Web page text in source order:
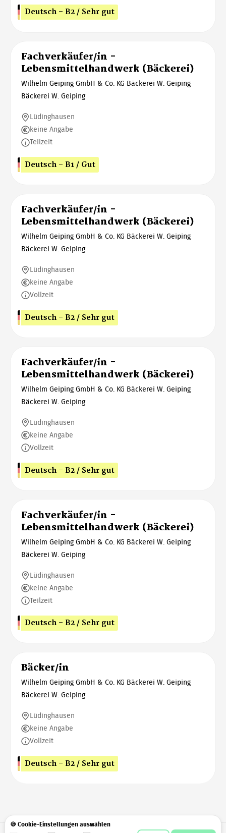
Deutsch - B2 / Sehr gut
Fachverkäufer/in -
Lebensmittelhandwerk (Bäckerei)
Wilhelm Geiping GmbH & Co. KG Bäckerei W. Geiping
Bäckerei W. Geiping
Lüdinghausen
keine Angabe
Teilzeit
Deutsch - B1 / Gut
Fachverkäufer/in -
Lebensmittelhandwerk (Bäckerei)
Wilhelm Geiping GmbH & Co. KG Bäckerei W. Geiping
Bäckerei W. Geiping
Lüdinghausen
keine Angabe
Vollzeit
Deutsch - B2 / Sehr gut
Fachverkäufer/in -
Lebensmittelhandwerk (Bäckerei)
Wilhelm Geiping GmbH & Co. KG Bäckerei W. Geiping
Bäckerei W. Geiping
Lüdinghausen
keine Angabe
Vollzeit
Deutsch - B2 / Sehr gut
Fachverkäufer/in -
Lebensmittelhandwerk (Bäckerei)
Wilhelm Geiping GmbH & Co. KG Bäckerei W. Geiping
Bäckerei W. Geiping
Lüdinghausen
keine Angabe
Teilzeit
Deutsch - B2 / Sehr gut
Bäcker/in
Wilhelm Geiping GmbH & Co. KG Bäckerei W. Geiping
Bäckerei W. Geiping
Lüdinghausen
keine Angabe
Vollzeit
Deutsch - B2 / Sehr gut
🍪 Cookie-Einstellungen auswählen